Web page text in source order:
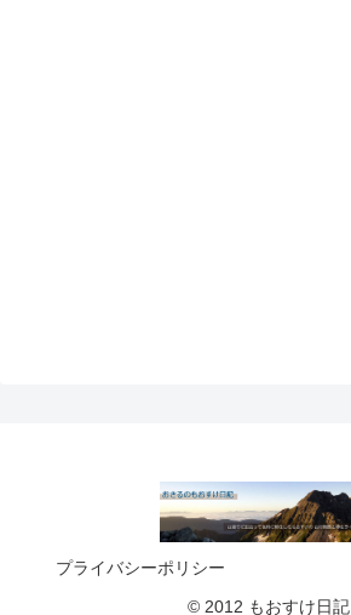
プライバシーポリシー
© 2012 もおすけ日記.